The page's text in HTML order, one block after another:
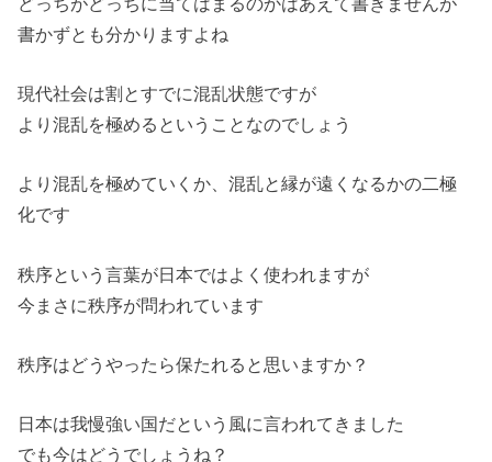
書かずとも分かりますよね
現代社会は割とすでに混乱状態ですが
より混乱を極めるということなのでしょう
より混乱を極めていくか、混乱と縁が遠くなるかの二極
化です
秩序という言葉が日本ではよく使われますが
今まさに秩序が問われています
秩序はどうやったら保たれると思いますか？
日本は我慢強い国だという風に言われてきました
でも今はどうでしょうね？